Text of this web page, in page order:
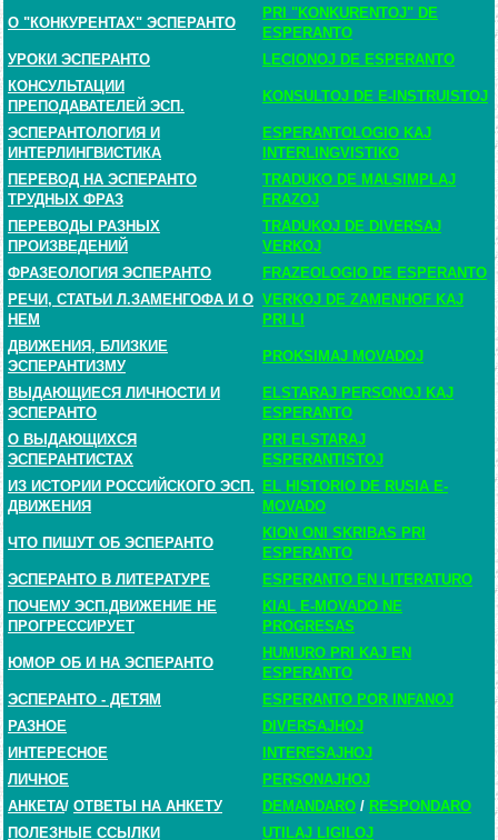
О "КОНКУРЕНТАХ" ЭСПЕРАНТО
PRI "KONKURENTOJ" DE
ESPERANTO
УРОКИ ЭСПЕРАНТО
LECIONOJ DE ESPERANTO
КОНСУЛЬТАЦИИ
ПРЕПОДАВАТЕЛЕЙ ЭСП.
KONSULTOJ DE E-INSTRUISTOJ
ЭСПЕРАНТОЛОГИЯ И
ИНТЕРЛИНГВИСТИКА
ESPERANTOLOGIO KAJ
INTERLINGVISTIKO
ПЕРЕВОД НА ЭСПЕРАНТО
ТРУДНЫХ ФРАЗ
TRADUKO DE MALSIMPLAJ
FRAZOJ
ПЕРЕВОДЫ РАЗНЫХ
ПРОИЗВЕДЕНИЙ
TRADUKOJ DE DIVERSAJ
VERKOJ
ФРАЗЕОЛОГИЯ ЭСПЕРАНТО
FRAZEOLOGIO DE ESPERANTO
РЕЧИ, СТАТЬИ Л.ЗАМЕНГОФА И О
НЕМ
VERKOJ DE ZAMENHOF KAJ
PRI LI
ДВИЖЕНИЯ, БЛИЗКИЕ
ЭСПЕРАНТИЗМУ
PROKSIMAJ MOVADOJ
ВЫДАЮЩИЕСЯ ЛИЧНОСТИ И
ЭСПЕРАНТО
ELSTARAJ PERSONOJ KAJ
ESPERANTO
О ВЫДАЮЩИХСЯ
ЭСПЕРАНТИСТАХ
PRI ELSTARAJ
ESPERANTISTOJ
ИЗ ИСТОРИИ РОССИЙСКОГО ЭСП.
ДВИЖЕНИЯ
EL HISTORIO DE RUSIA E-
MOVADO
ЧТО ПИШУТ ОБ ЭСПЕРАНТО
KION ONI SKRIBAS PRI
ESPERANTO
ЭСПЕРАНТО В ЛИТЕРАТУРЕ
ESPERANTO EN LITERATURO
ПОЧЕМУ ЭСП.ДВИЖЕНИЕ НЕ
ПРОГРЕССИРУЕТ
KIAL E-MOVADO NE
PROGRESAS
ЮМОР ОБ И НА ЭСПЕРАНТО
HUMURO PRI KAJ EN
ESPERANTO
ЭСПЕРАНТО - ДЕТЯМ
ESPERANTO POR INFANOJ
РАЗНОЕ
DIVERSAJHOJ
ИНТЕРЕСНОЕ
INTERESAJHOJ
ЛИЧНОЕ
PERSONAJHOJ
АНКЕТА/ ОТВЕТЫ НА АНКЕТУ DEMANDARO / RESPONDARO
ПОЛЕЗНЫЕ ССЫЛКИ
UTILAJ LIGILOJ